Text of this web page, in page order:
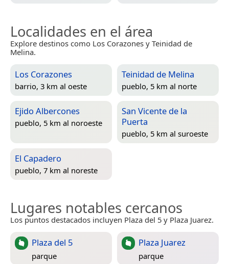
Localidades en el área
Explore destinos como Los Corazones y Teinidad de
Melina.
Los Corazones
barrio, 3 km al oeste
Teinidad de Melina
pueblo, 5 km al norte
Ejido Albercones
pueblo, 5 km al noroeste
San Vicente de la
Puerta
pueblo, 5 km al suroeste
El Capadero
pueblo, 7 km al noreste
Lugares notables cercanos
Los puntos destacados incluyen Plaza del 5 y Plaza Juarez.
Plaza del 5
parque
Plaza Juarez
parque